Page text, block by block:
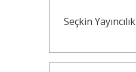
Seçkin Yayıncılık